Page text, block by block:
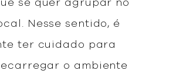
se quer agrupar no
Nesse sentido, é
ter cuidado para
o ambiente